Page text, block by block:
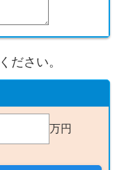
ださい。
万円